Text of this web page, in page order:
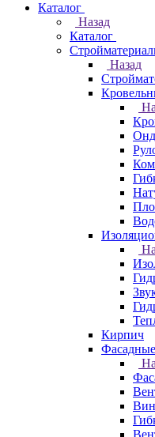
Каталог
Назад
Каталог
Назад
Кирпич